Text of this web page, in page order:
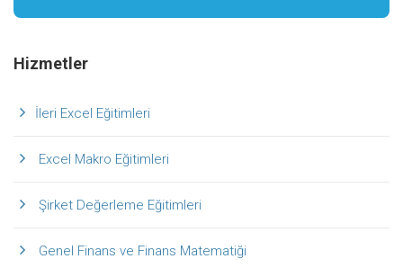
Hizmetler
İleri Excel Eğitimleri
Excel Makro Eğitimleri
Şirket Değerleme Eğitimleri
Genel Finans ve Finans Matematiği